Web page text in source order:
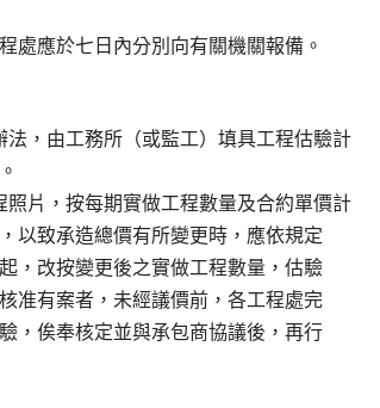
法，由工務所（或監工）填具工程估驗計
照片，按每期實做工程數量及合約單價計
，以致承造總價有所變更時，應依規定
起，改按變更後之實做工程數量，估驗
核准有案者，未經議價前，各工程處完
驗，俟奉核定並與承包商協議後，再行